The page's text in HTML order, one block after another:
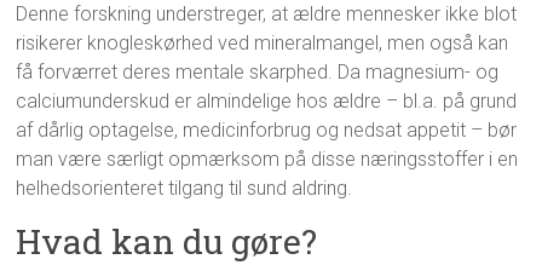
Denne forskning understreger, at ældre mennesker ikke blot
risikerer knogleskørhed ved mineralmangel, men også kan
få forværret deres mentale skarphed. Da magnesium- og
calciumunderskud er almindelige hos ældre – bl.a. på grund
af dårlig optagelse, medicinforbrug og nedsat appetit – bør
man være særligt opmærksom på disse næringsstoffer i en
helhedsorienteret tilgang til sund aldring.
Hvad kan du gøre?